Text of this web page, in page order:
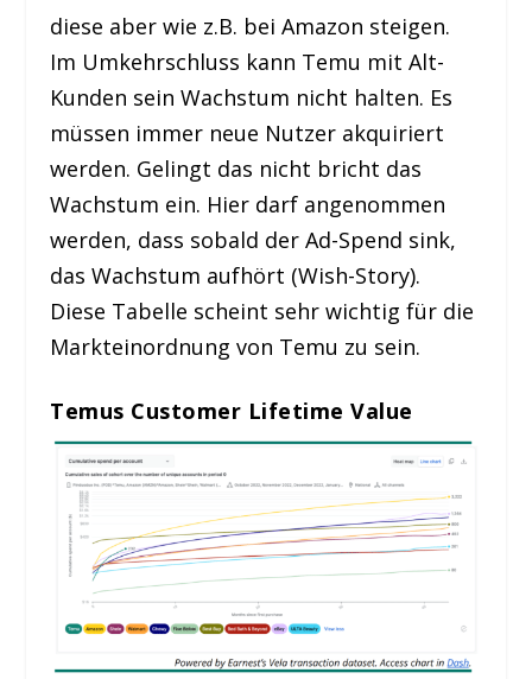
diese aber wie z.B. bei Amazon steigen.
Im Umkehrschluss kann Temu mit Alt-
Kunden sein Wachstum nicht halten. Es
müssen immer neue Nutzer akquiriert
werden. Gelingt das nicht bricht das
Wachstum ein. Hier darf angenommen
werden, dass sobald der Ad-Spend sink,
das Wachstum aufhört (Wish-Story).
Diese Tabelle scheint sehr wichtig für die
Markteinordnung von Temu zu sein.
Temus Customer Lifetime Value